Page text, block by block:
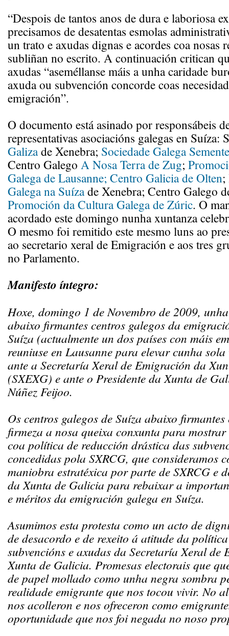
“Despois de tantos anos de dura e laboriosa
precisamos de desatentas esmolas
un trato e axudas dignas e acordes coa nosas
subliñan no escrito. A continuación critican
axudas “aseméllanse máis a unha caridade
axuda ou subvención concorde coas
emigración”.
O documento está asinado por responsábeis
representativas asociacións galegas en Suíza:
Galizade Xenebra; Sociedade Galega
Centro Galego A Nosa Terra de Zug;
Galega de Lausanne; Centro Galicia de Olten;
Galega na Suízade Xenebra; Centro Galego
Promoción da Cultura Galega de Zúric. O
acordado este domingo nunha xuntanza
O mesmo foi remitido este mesmo luns ao
ao secretario xeral de Emigración e aos tres
no Parlamento.
Manifesto íntegro:
Hoxe, domingo 1 de Novembro de 2009,
abaixo firmantes centros galegos da
Suíza (actualmente un dos países con máis
reuniuse en Lausanne para elevar cunha
ante a Secretaría Xeral de Emigración da
(SXEXG) e ante o Presidente da Xunta de
Núñez Feijoo.
Os centros galegos de Suíza abaixo firmantes
firmeza a nosa queixa conxunta para
coa política de reducción drástica das
concedidas pola SXRCG, que consideramos
maniobra estratéxica por parte de SXRCG e
da Xunta de Galicia para rebaixar a
e méritos da emigración galega en Suíza.
Asumimos esta protesta como un acto de
de desacordo e de rexeito á atitude da
subvencións e axudas da Secretaría Xeral de
Xunta de Galicia. Promesas electorais que
de papel mollado como unha negra sombra
realidade emigrante que nos tocou vivir. No
nos acolleron e nos ofreceron como
oportunidade que nos foi negada no noso